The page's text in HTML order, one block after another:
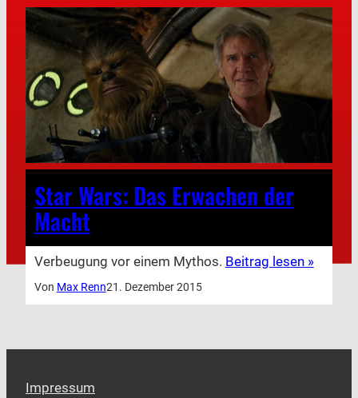
Star Wars: Das Erwachen der
Macht
Verbeugung vor einem Mythos. Beitrag lesen »
Von Max Renn21. Dezember 2015
Impressum